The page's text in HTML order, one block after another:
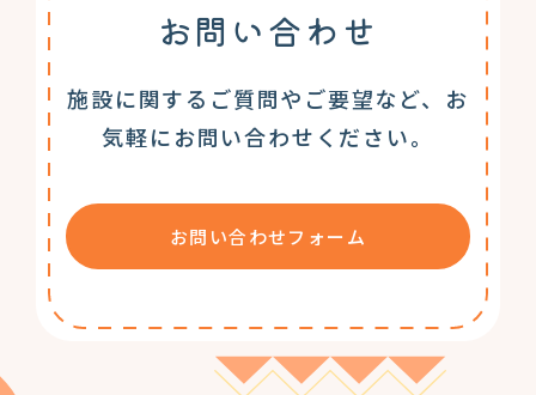
お問い合わせ
施設に関するご質問やご要望など、お
気軽にお問い合わせください。
お問い合わせフォーム